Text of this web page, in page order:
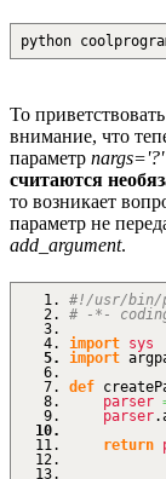
python
То
внимание, что
параметр nargs='?'
считаются
то возникает
параметр не
add_argument.
#!/usr/bin/
# -*-
import sys
import
def
parser
parser.
return